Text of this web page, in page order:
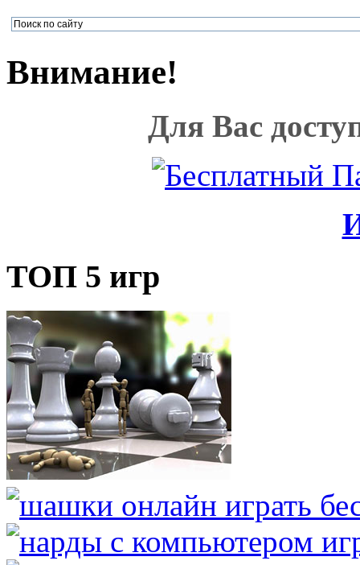
Внимание!
Для Вас
ТОП 5 игр